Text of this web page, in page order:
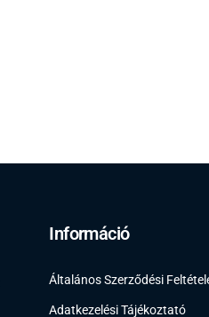
Információ
Általános Szerződési
Adatkezelési Tájékoztató